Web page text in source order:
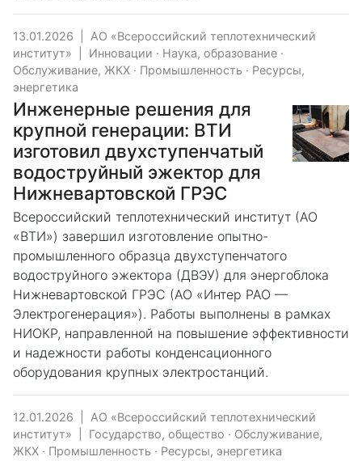
13.01.2026
АО «Всероссийский теплотехнический
институт»
Инновации · Наука, образование ·
Обслуживание, ЖКХ · Промышленность · Ресурсы,
энергетика
Инженерные решения для
крупной генерации: ВТИ
изготовил двухступенчатый
водоструйный эжектор для
Нижневартовской ГРЭС
Всероссийский теплотехнический институт (АО
«ВТИ») завершил изготовление опытно-
промышленного образца двухступенчатого
водоструйного эжектора (ДВЭУ) для энергоблока
Нижневартовской ГРЭС (АО «Интер РАО —
Электрогенерация»). Работы выполнены в рамках
НИОКР, направленной на повышение эффективности
и надежности работы конденсационного
оборудования крупных электростанций.
12.01.2026
АО «Всероссийский теплотехнический
институт»
Государство, общество · Обслуживание,
ЖКХ · Промышленность · Ресурсы, энергетика